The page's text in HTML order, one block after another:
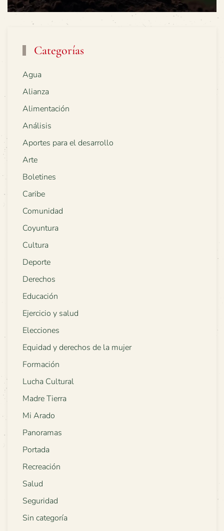
Categorías
Agua
Alianza
Alimentación
Análisis
Aportes para el desarrollo
Arte
Boletines
Caribe
Comunidad
Coyuntura
Cultura
Deporte
Derechos
Educación
Ejercicio y salud
Elecciones
Equidad y derechos de la mujer
Formación
Lucha Cultural
Madre Tierra
Mi Arado
Panoramas
Portada
Recreación
Salud
Seguridad
Sin categoría